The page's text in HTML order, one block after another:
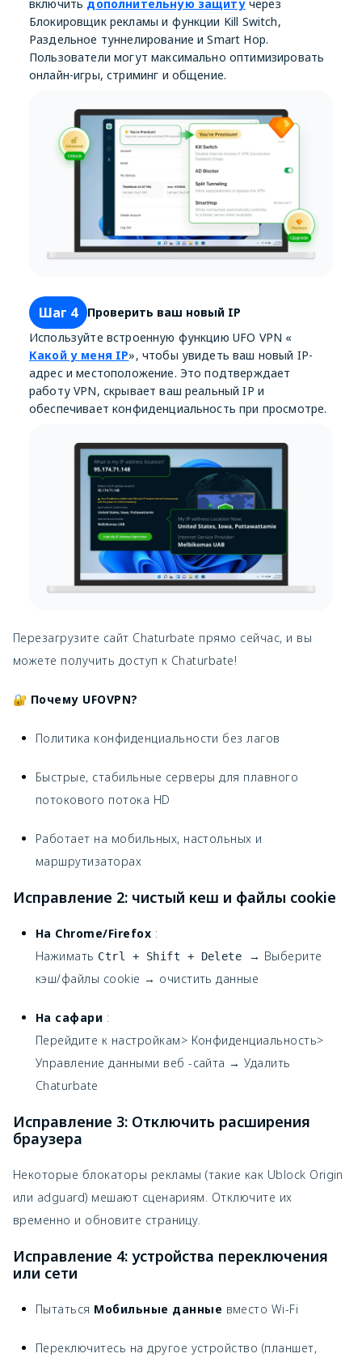
включить дополнительную защитучерез
Блокировщик рекламы и функции Kill Switch,
Раздельное туннелирование и Smart Hop.
Пользователи могут максимально оптимизировать
онлайн-игры, стриминг и общение.
Шаг 4
Проверить ваш новый IP
Используйте встроенную функцию UFO VPN «
Какой у меня IP», чтобы увидеть ваш новый IP-
адрес и местоположение. Это подтверждает
работу VPN, скрывает ваш реальный IP и
обеспечивает конфиденциальность при просмотре.
Перезагрузите сайт Chaturbate прямо сейчас, и вы
можете получить доступ к Chaturbate!
🔐 Почему UFOVPN?
Политика конфиденциальности без лагов
Быстрые, стабильные серверы для плавного
потокового потока HD
Работает на мобильных, настольных и
маршрутизаторах
Исправление 2: чистый кеш и файлы cookie
На Chrome/Firefox :
Нажимать Ctrl + Shift + Delete
→ Выберите
кэш/файлы cookie → очистить данные
На сафари :
Перейдите к настройкам> Конфиденциальность>
Управление данными веб -сайта → Удалить
Chaturbate
Исправление 3: Отключить расширения
браузера
Некоторые блокаторы рекламы (такие как Ublock Origin
или adguard) мешают сценариям. Отключите их
временно и обновите страницу.
Исправление 4: устройства переключения
или сети
Пытаться Мобильные данные вместо Wi-Fi
Переключитесь на другое устройство (планшет,